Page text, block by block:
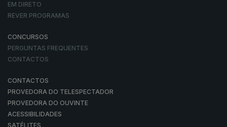
EM DIRETO
REVER PROGRAMAS
CONCURSOS
PERGUNTAS FREQUENTES
CONTACTOS
CONTACTOS
PROVEDORA DO TELESPECTADOR
PROVEDORA DO OUVINTE
ACESSIBILIDADES
SATÉLITES